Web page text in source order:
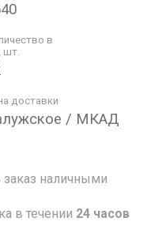
в
шт.
доставки
/ МКАД
наличными
в течении 24 часов